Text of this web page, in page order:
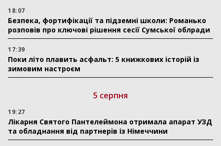
18:07
Безпека, фортифікації та підземні школи: Романько
розповів про ключові рішення сесії Сумської облради
17:39
Поки літо плавить асфальт: 5 книжкових історій із
зимовим настроєм
5 серпня
19:27
Лікарня Святого Пантелеймона отримала апарат УЗД
та обладнання від партнерів із Німеччини